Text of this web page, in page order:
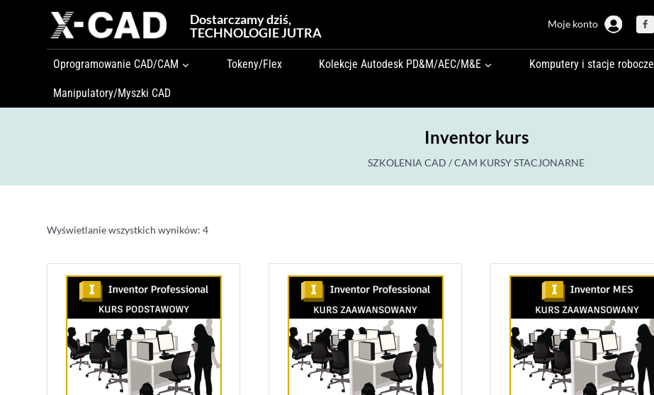
Dostarczamy dziś,
TECHNOLOGIE JUTRA
Moje konto
Oprogramowanie CAD/CAM Tokeny/Flex Kolekcje Autodesk PD&M/AEC/M&E Komputery i stacje robocze
Manipulatory/Myszki CAD
Inventor kurs
SZKOLENIA CAD / CAM KURSY STACJONARNE
Wyświetlanie wszystkich wyników: 4